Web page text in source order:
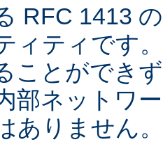
RFC 1413
ィティです
ことができ
部ネットワ
ありません